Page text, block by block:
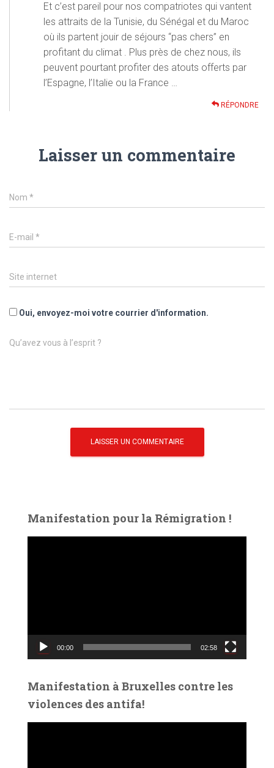
Et c’est pareil pour nos compatriotes qui vantent
les attraits de la Tunisie, du Sénégal et du Maroc
où ils partent jouir de séjours “pas chers” en
profitant du climat . Plus près de chez nous, ils
peuvent pourtant profiter des atouts offerts par
l’Espagne, l’Italie ou la France …
RÉPONDRE
Laisser un commentaire
Nom *
E-mail *
Site internet
Oui, envoyez-moi votre courrier d'information.
Qu’avez vous à l’esprit ?
Manifestation pour la Rémigration !
v
o
00:00 02:58
Manifestation à Bruxelles contre les
violences des antifa!